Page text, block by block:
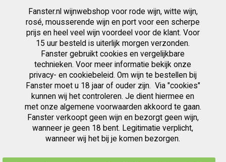
Fanster.nl wijnwebshop voor rode wijn, witte wijn,
rosé, mousserende wijn en port voor een scherpe
prijs en heel veel wijn voordeel voor de klant. Voor
15 uur besteld is uiterlijk morgen verzonden.
Fanster gebruikt cookies en vergelijkbare
technieken. Voor meer informatie bekijk onze
privacy- en cookiebeleid. Om wijn te bestellen bij
Fanster moet u 18 jaar of ouder zijn. Via "cookies"
kunnen wij het controleren. Je dient hiermee en
met onze algemene voorwaarden akkoord te gaan.
Fanster verkoopt geen wijn en bezorgt geen wijn,
wanneer je geen 18 bent. Legitimatie verplicht,
wanneer wij het bij je komen bezorgen.
Zoek
inhoud
afbeeldingen-
gallerij